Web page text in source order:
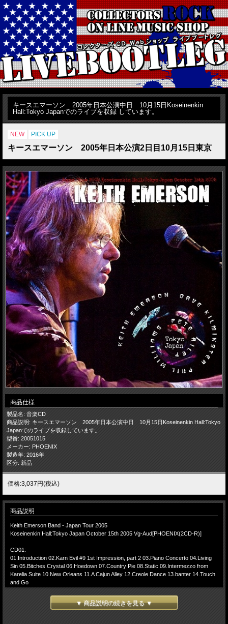
キースエマーソン 2005年日本公演中日 10月15日Koseinenkin
Hall:Tokyo Japanでのライブを収録 しています。
NEW PICK UP
キースエマーソン 2005年日本公演2日目10月15日東京
商品仕様
製品名: 音楽CD
商品説明: キースエマーソン 2005年日本公演中日 10月15日Koseinenkin Hall:Tokyo
Japanでのライブを収録しています。
型番: 20051015
メーカー: PHOENIX
製造年: 2016年
区分: 新品
価格:3,037円(税込)
商品説明
Keith Emerson Band - Japan Tour 2005
Koseinenkin Hall:Tokyo Japan October 15th 2005 Vg-Aud[PHOENIX(2CD-R)]
CD01:
01.Introduction 02.Karn Evil #9 1st Impression, part 2 03.Piano Concerto 04.Living
Sin 05.Bitches Crystal 06.Hoedown 07.Country Pie 08.Static 09.Intermezzo from
Karelia Suite 10.New Orleans 11.A Cajun Alley 12.Creole Dance 13.banter 14.Touch
and Go
15.Lucky Man 16.America > Rondo 17.Tarkus > 18.Drums > 19.Tarkus (reprise)
▼ 商品説明の続きを見る ▼